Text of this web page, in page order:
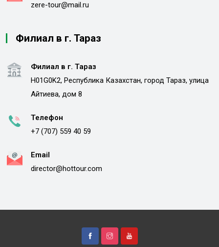
zere-tour@mail.ru
Филиал в г. Тараз
Филиал в г. Тараз
H01G0K2, Республика Казахстан, город Тараз, улица
Айтиева, дом 8
Телефон
+7 (707) 559 40 59
Email
director@hottour.com